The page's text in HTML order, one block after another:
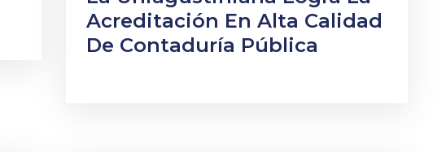
Acreditación En Alta Calidad
De Contaduría Pública